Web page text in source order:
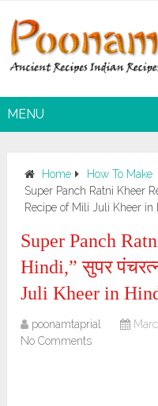
MENU
Home
How To Make
Super Panch Ratni Kheer
Recipe of Mili Juli Kheer in
Super Panch
Hindi,” सुपर
Juli Kheer in
poonamtaprial
No Comments